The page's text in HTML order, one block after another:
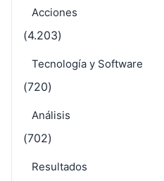
Acciones
(4.203)
Tecnología y Software
(720)
Análisis
(702)
Resultados